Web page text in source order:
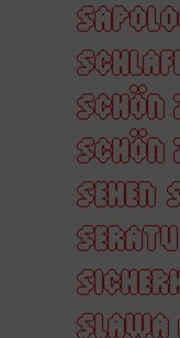
SCHÖN
SCHÖN
SEHEN
SLAWA